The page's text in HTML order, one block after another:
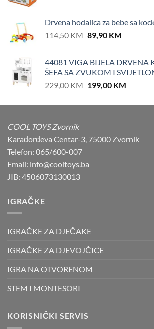
84,90 KM.77,90 KM.
Drvena hodalica za bebe sa
114,50KM Original
114,50 KM.
89,90 KMCurrent
89,90
44081 VIGA BIJELA DRVENA
ŠEFA SA ZVUKOM I
229,00KM Original
was:
199,00 KMCurrent
is:
COOL TOYS Zvornik
Karađorđeva Centar-3, 75000 Zvornik
Telefon: 065/600-007
Email: info@cooltoys.ba
JIB: 4506073130013
IGRAČKE
IGRAČKE ZA DJEČAKE
IGRAČKE ZA DJEVOJČICE
IGRA NA OTVORENOM
STEM I MONTESORI
KORISNIČKI SERVIS